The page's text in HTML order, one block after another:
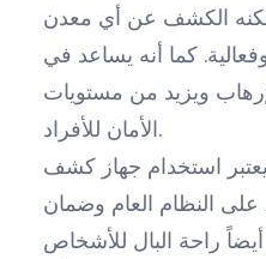
الكشف عن أي معدن
كما أنه يساعد في
ويزيد من مستويات
الأمان للأفراد.
يعتبر استخدام جهاز كشف
النظام العام وضمان
راحة البال للأشخاص